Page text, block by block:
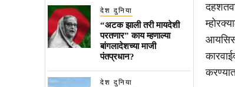
देश दुनिया
“अटक झाली तरी मायदेशी
परतणार” काय म्हणाल्या
बांगलादेशच्या माजी
पंतप्रधान?
देश दुनिया